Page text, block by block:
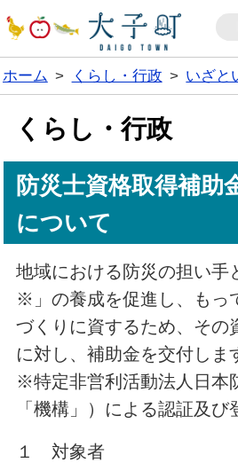
ホーム > くらし・行政 > いざと
くらし・行政
防災士資格取得補助
について
地域における防災の担い手
※」の養成を促進し、もっ
づくりに資するため、その
に対し、補助金を交付しま
※特定非営利活動法人日本
「機構」）による認証及
１ 対象者